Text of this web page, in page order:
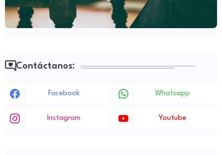
Contáctanos:
Facebook Whatsapp
Instagram Youtube